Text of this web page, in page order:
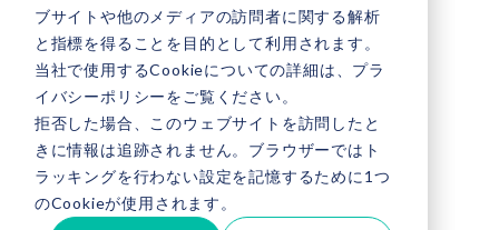
ブサイトや他のメディアの訪問者に関する解析
と指標を得ることを目的として利用されます。
当社で使用するCookieについての詳細は、プラ
イバシーポリシーをご覧ください。
拒否した場合、このウェブサイトを訪問したと
きに情報は追跡されません。ブラウザーではト
ラッキングを行わない設定を記憶するために1つ
のCookieが使用されます。
NEWS
お知らせ